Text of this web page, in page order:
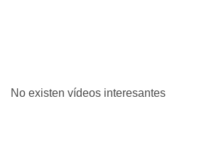
No existen vídeos interesantes